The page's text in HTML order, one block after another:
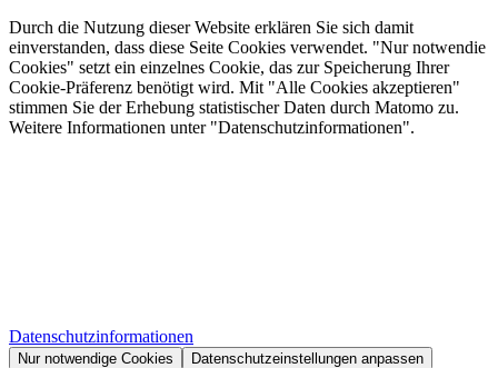
Durch die Nutzung dieser Website erklären Sie sich damit
einverstanden, dass diese Seite Cookies verwendet. "Nur notwendie
Cookies" setzt ein einzelnes Cookie, das zur Speicherung Ihrer
Cookie-Präferenz benötigt wird. Mit "Alle Cookies akzeptieren"
stimmen Sie der Erhebung statistischer Daten durch Matomo zu.
Weitere Informationen unter "Datenschutzinformationen".
Datenschutzinformationen
Nur notwendige Cookies
Datenschutzeinstellungen anpassen